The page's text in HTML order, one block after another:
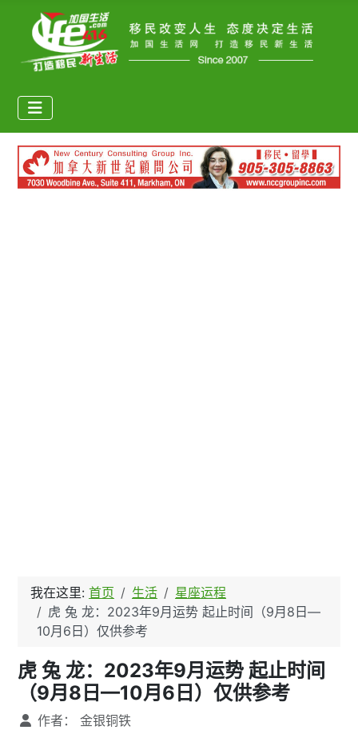
我在这里: 首页 生活
星座运程
虎 兔 龙：2023年9月运势 起止时间（9月8日—
10月6日）仅供参考
虎 兔 龙：2023年9月运势 起止时间
（9月8日—10月6日）仅供参考
文章信息
作者： 金银铜铁